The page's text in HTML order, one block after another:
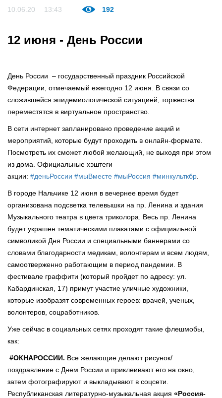
10.06.20 13:43 192
12 июня - День России
День России – государственный праздник Российской
Федерации, отмечаемый ежегодно 12 июня. В связи со
сложившейся эпидемиологической ситуацией, торжества
переместятся в виртуальное пространство.
В сети интернет запланировано проведение акций и
мероприятий, которые будут проходить в онлайн-формате.
Посмотреть их сможет любой желающий, не выходя при этом
из дома. Официальные хэштеги
акции: #деньРоссии #мыВмеcте #мыРоссия #минкульткбр
В городе Нальчике 12 июня в вечернее время будет
организована подсветка телевышки на пр. Ленина и здания
Музыкального театра в цвета триколора. Весь пр. Ленина
будет украшен тематическими плакатами с официальной
символикой Дня России и специальными баннерами со
словами благодарности медикам, волонтерам и всем людям,
самоотверженно работающим в период пандемии. В
фестивале граффити (который пройдет по адресу: ул.
Кабардинская, 17) примут участие уличные художники,
которые изобразят современных героев: врачей, ученых,
волонтеров, соцработников.
Уже сейчас в социальных сетях проходят такие флешмобы,
как:
#ОКНАРОССИИ. Все желающие делают рисунок/
поздравление с Днем России и приклеивают его на окно,
затем фотографируют и выкладывают в соцсети.
Республиканская литературно-музыкальная акция «Россия-